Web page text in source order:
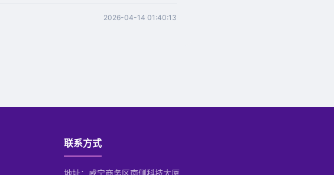
2026-04-14 01:40:13
联系方式
地址：咸宁商务区南侧科技大厦